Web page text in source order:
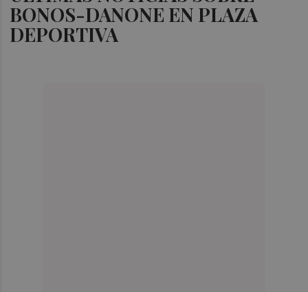
BONOS-DANONE EN PLAZA
DEPORTIVA